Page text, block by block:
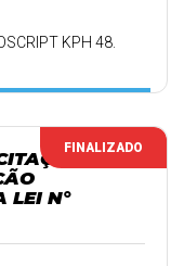
KPH 48.
FINALIZADO
LEI N°